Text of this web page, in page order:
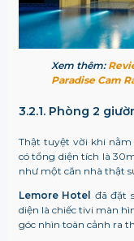
Xem thêm:
Paradise Cam
3.2.1. Phòng 2
Thật tuyệt vời khi
có tổng diện tích là
như một căn nhà thật
Lemore Hotel đã đặt
diện là chiếc tivi màn
góc nhìn toàn cảnh ra